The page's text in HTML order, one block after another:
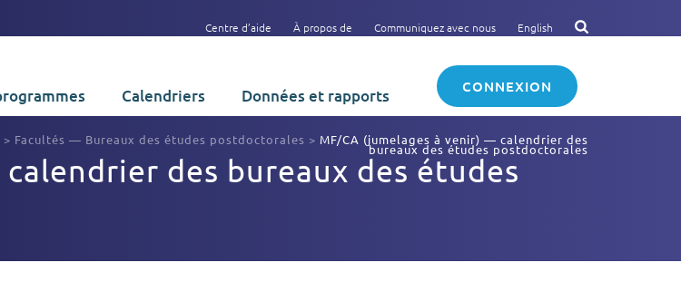
Centre d’aide À propos de Communiquez avec nous English
Calendriers Données et rapports CONNEXION
> Facultés — Bureaux des études postdoctorales > MF/CA (jumelages à venir) — calendrier des
bureaux des études postdoctorales
des bureaux des études